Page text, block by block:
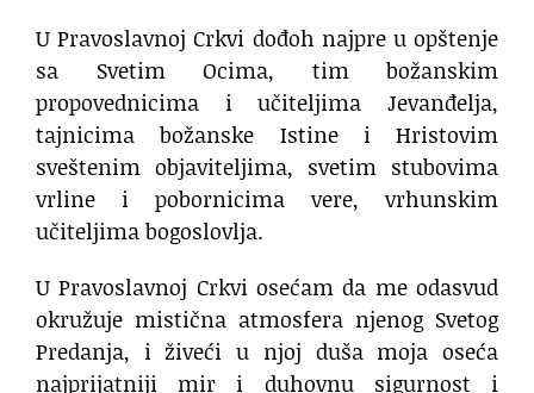
U Pravoslavnoj Crkvi dođoh najpre u opštenje
sa Svetim Ocima, tim božanskim
propovednicima i učiteljima Jevanđelja,
tajnicima božanske Istine i Hristovim
sveštenim objaviteljima, svetim stubovima
vrline i pobornicima vere, vrhunskim
učiteljima bogoslovlja.
U Pravoslavnoj Crkvi osećam da me odasvud
okružuje mistična atmosfera njenog Svetog
Predanja, i živeći u njoj duša moja oseća
najprijatniji mir i duhovnu sigurnost i